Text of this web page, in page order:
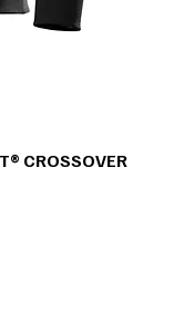
CROSSOVER